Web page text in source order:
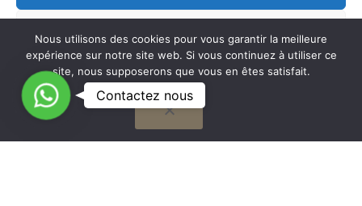
Voir les préférences
Cookie Policy
Nous utilisons des cookies pour vous garantir la meilleure
expérience sur notre site web. Si vous continuez à utiliser ce
site, nous supposerons que vous en êtes satisfait.
OK
C
o
n
Contactez nous